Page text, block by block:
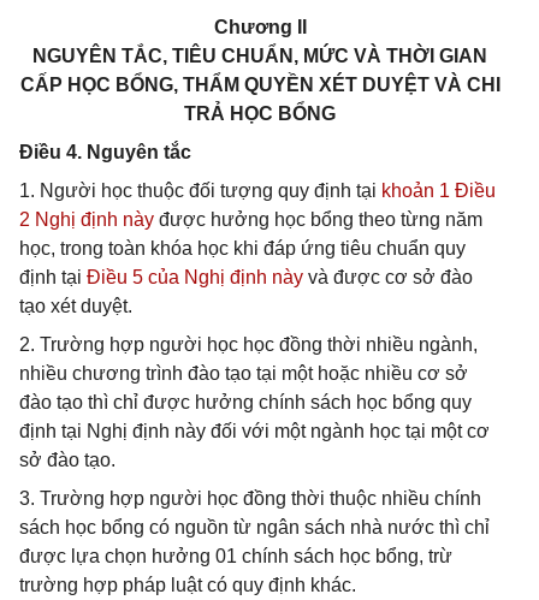
Chương II
NGUYÊN TẮC, TIÊU CHUẨN, MỨC VÀ THỜI GIAN
CẤP HỌC BỔNG, THẨM QUYỀN XÉT DUYỆT VÀ CHI
TRẢ HỌC BỔNG
Điều 4. Nguyên tắc
1. Người học thuộc đối tượng quy định tại khoản 1 Điều
2 Nghị định này được hưởng học bổng theo từng năm
học, trong toàn khóa học khi đáp ứng tiêu chuẩn quy
định tại Điều 5 của Nghị định này và được cơ sở đào
tạo xét duyệt.
2. Trường hợp người học học đồng thời nhiều ngành,
nhiều chương trình đào tạo tại một hoặc nhiều cơ sở
đào tạo thì chỉ được hưởng chính sách học bổng quy
định tại Nghị định này đối với một ngành học tại một cơ
sở đào tạo.
3. Trường hợp người học đồng thời thuộc nhiều chính
sách học bổng có nguồn từ ngân sách nhà nước thì chỉ
được lựa chọn hưởng 01 chính sách học bổng, trừ
trường hợp pháp luật có quy định khác.